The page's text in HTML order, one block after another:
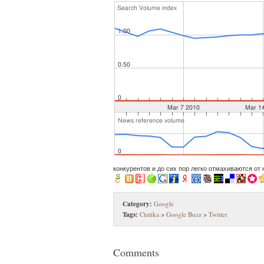
конкурентов и до сих пор легко отмахиваются от
Category: Google
Tags: Chitika > Google Buzz > Twitter
Comments